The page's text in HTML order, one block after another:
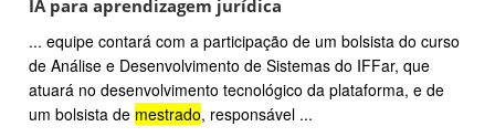
IA para aprendizagem jurídica
... equipe contará com a participação de um bolsista do curso
de Análise e Desenvolvimento de Sistemas do IFFar, que
atuará no desenvolvimento tecnológico da plataforma, e de
um bolsista de mestrado, responsável ...